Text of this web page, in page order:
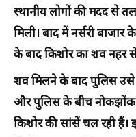
स्थानीय लोगों की मदद से
मिली। बाद में नर्सरी
के बाद किशोर का शव नहर से
शव मिलने के बाद पुलिस उसे
और पुलिस के बीच नोकझोंक
किशोर की सांसें चल रही